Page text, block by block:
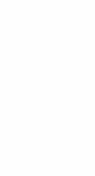
(komi)